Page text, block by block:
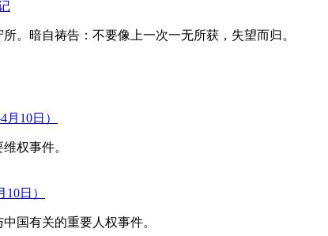
。暗自祷告：不要像上一次一无所获，失望而归。
10日）
权事件。
日）
国有关的重要人权事件。